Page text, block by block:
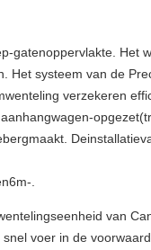
gatenoppervlakte. Het
Het systeem van de
verzekeren
De
.
van
voer in de